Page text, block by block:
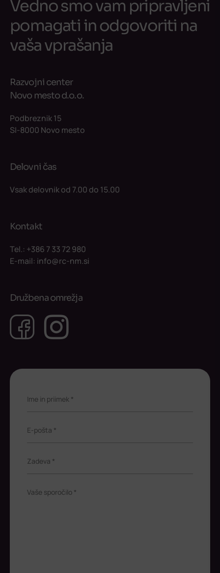
Vedno smo vam pripravljeni
pomagati in odgovoriti na
vaša vprašanja
Razvojni center
Novo mesto d.o.o.
Podbreznik 15
SI-8000 Novo mesto
Delovni čas
Vsak delovnik od 7.00 do 15.00
Kontakt
Tel.: +386 7 33 72 980
E-mail: info@rc-nm.si
Družbena omrežja
Facebook
Instagram
Ime in priimek *
E-pošta *
Zadeva *
Vaše sporočilo *